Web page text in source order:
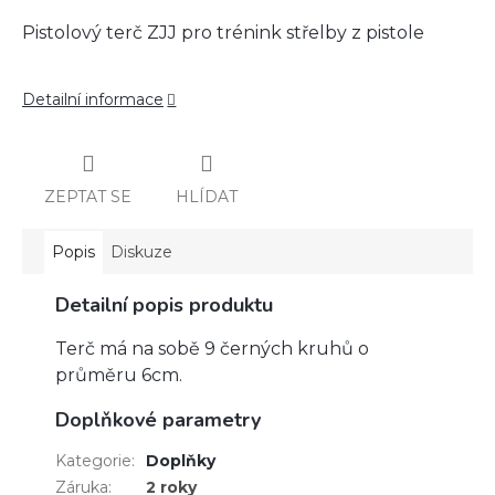
Pistolový terč ZJJ pro trénink střelby z pistole
Detailní informace
ZEPTAT SE HLÍDAT
Popis Diskuze
Detailní popis produktu
Terč má na sobě 9 černých kruhů o
průměru 6cm.
Doplňkové parametry
Kategorie:
Doplňky
Záruka: 2 roky